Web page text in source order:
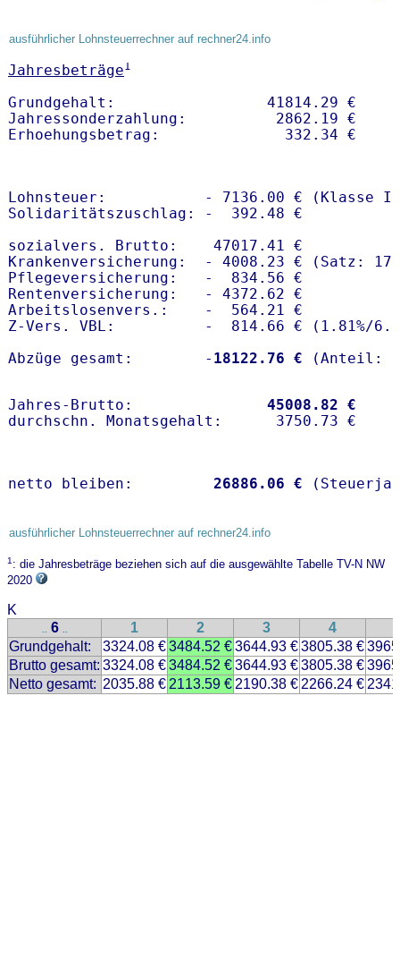
ausführlicher Lohnsteuerrechner auf rechner24.info
Jahresbeträge1
Grundgehalt:                 41814.29 €
Jahressonderzahlung:          2862.19 €
Lohnsteuer:           - 7136.00 € (Klasse I)
Solidaritätszuschlag: -  392.48 €
sozialvers. Brutto:    47017.41 €
Krankenversicherung:  - 4008.23 € (Satz:
Pflegeversicherung:   -  834.56 €
Rentenversicherung:   - 4372.62 €
Arbeitslosenvers.:    -  564.21 €
Z-Vers. VBL:          -  814.66 € ( 1.81%/
Abzüge gesamt:        - 18122.76 €
Jahres-Brutto: 45008.82 €
netto bleiben: 26886.06 €
ausführlicher Lohnsteuerrechner auf rechner24.info
1: die Jahresbeträge beziehen sich auf die ausgewählte Tabelle TV-N NW
2020
K
.. 6 .. 1 2 3 4
Grundgehalt:
3324.08 €3484.52 €3644.93 €3805.38 €
Brutto gesamt: 3324.08 €3484.52 €3644.93 €3805.38 €
Netto gesamt: 2035.88 € 2113.59 € 2190.38 € 2266.24 €